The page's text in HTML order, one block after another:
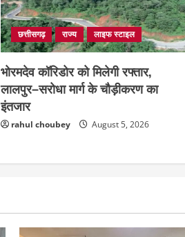
छत्तीसगढ़ राज्य लाइफ स्टाइल
भोरमदेव कॉरिडोर को मिलेगी रफ्तार,
लालपुर–सरोधा मार्ग के चौड़ीकरण का
इंतजार
rahul choubey August 5, 2026